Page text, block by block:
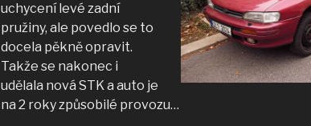
uchycení levé zadní
pružiny, ale povedlo se to
docela pěkně opravit.
Takže se nakonec i
udělala nová STK a auto je
na 2 roky způsobilé provozu…